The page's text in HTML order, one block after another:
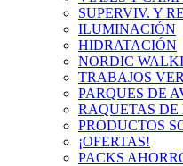
SUPERVIV. Y
ILUMINACIÓN
HIDRATACIÓN
NORDIC
TRABAJOS
PARQUES DE
RAQUETAS DE
PRODUCTOS
¡OFERTAS!
PACKS